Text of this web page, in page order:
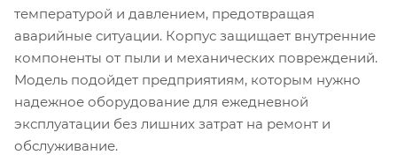
температурой и давлением, предотвращая
аварийные ситуации. Корпус защищает внутренние
компоненты от пыли и механических повреждений.
Модель подойдет предприятиям, которым нужно
надежное оборудование для ежедневной
эксплуатации без лишних затрат на ремонт и
обслуживание.